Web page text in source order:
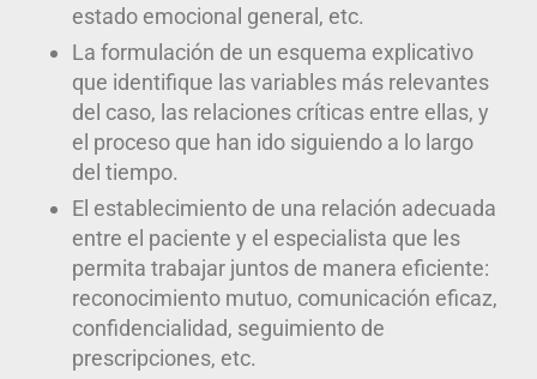
estado emocional general, etc.
La formulación de un esquema explicativo
que identifique las variables más relevantes
del caso, las relaciones críticas entre ellas, y
el proceso que han ido siguiendo a lo largo
del tiempo.
El establecimiento de una relación adecuada
entre el paciente y el especialista que les
permita trabajar juntos de manera eficiente:
reconocimiento mutuo, comunicación eficaz,
confidencialidad, seguimiento de
prescripciones, etc.